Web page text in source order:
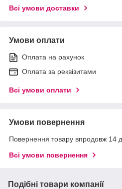
Всі умови доставки
Умови оплати
Оплата на рахунок
Оплата за реквізитами
Всі умови оплати
Умови повернення
Повернення товару впродовж 14
Всі умови повернення
Подібні товари компанії